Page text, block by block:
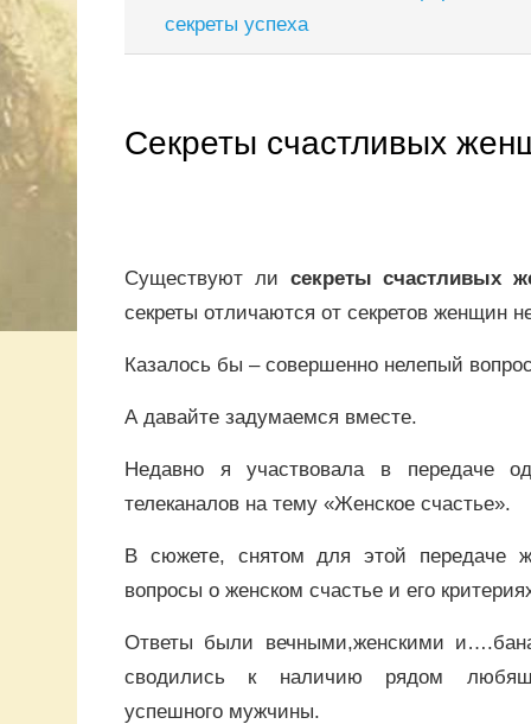
секреты успеха
Секреты счастливых
Существуют ли секреты счастливых
секреты отличаются от секретов женщин
Казалось бы – совершенно нелепый
А давайте задумаемся вместе.
Недавно я участвовала в передаче
телеканалов на тему «Женское счастье».
В сюжете, снятом для этой передаче
вопросы о женском счастье и его
Ответы были вечными,женскими
сводились к наличию рядом
успешного мужчины.